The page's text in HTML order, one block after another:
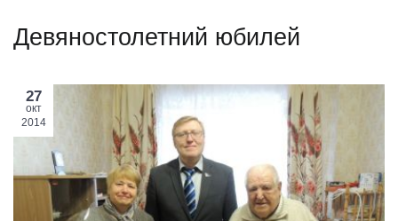
Девяностолетний юбилей
27
окт
2014